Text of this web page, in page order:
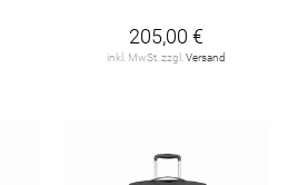
205,00 €
inkl. MwSt. zzgl. Versand